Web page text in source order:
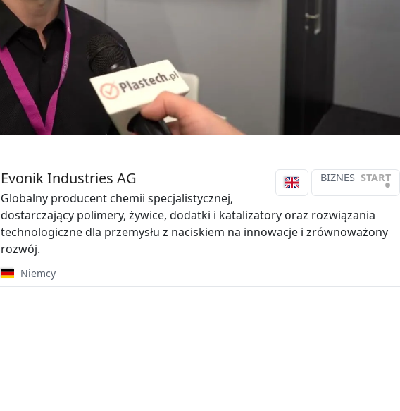
BIZNES START
•
Evonik Industries AG
Globalny producent chemii specjalistycznej,
dostarczający polimery, żywice, dodatki i katalizatory oraz rozwiązania
technologiczne dla przemysłu z naciskiem na innowacje i zrównoważony
rozwój.
Niemcy